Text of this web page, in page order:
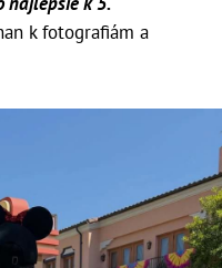
k fotografiám a